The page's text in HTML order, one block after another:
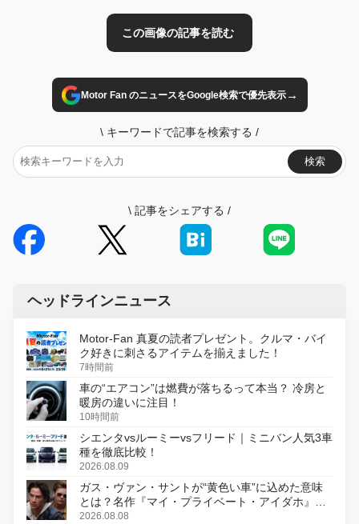
Motor Fan のニュースをGoogle検索で優先表示→
\ キーワードで記事を検索する /
検索
\ 記事をシェアする /
ヘッドラインニュース
Motor-Fan 真夏の読者プレゼント。クルマ・バイ
ク好きに刺さるアイテムを揃えました！
7時間前
車の“エアコン”は燃費が落ちるって本当？ 冷房と
暖房の違いに注目！
10時間前
シエンタvsルーミーvsフリード｜ミニバン人気3車
種を徹底比較！
2026.08.09
ガス・ヴァン・サントが“黄色い車”に込めた意味
とは？名作『マイ・プライベート・アイダホ』が
初のデジタルリマスター版で復活
2026.08.08